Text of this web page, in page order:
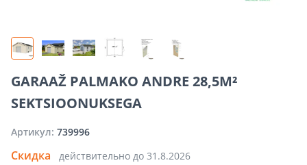
GARAAŽ PALMAKO ANDRE 28,5M²
SEKTSIOONUKSEGA
Артикул: 739996
Скидка действительно до 31.8.2026